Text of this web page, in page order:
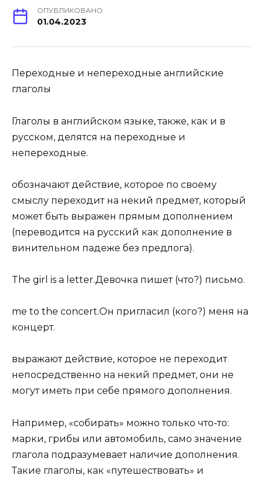
ОПУБЛИКОВАНО
01.04.2023
Переходные и непереходные английские
глаголы
Глаголы в английском языке, также, как и в
русском, делятся на переходные и
непереходные.
обозначают действие, которое по своему
смыслу переходит на некий предмет, который
может быть выражен прямым дополнением
(переводится на русский как дополнение в
винительном падеже без предлога).
The girl is a letter.Девочка пишет (что?) письмо.
me to the concert.Он пригласил (кого?) меня на
концерт.
выражают действие, которое не переходит
непосредственно на некий предмет, они не
могут иметь при себе прямого дополнения.
Например, «собирать» можно только что-то:
марки, грибы или автомобиль, само значение
глагола подразумевает наличие дополнения.
Такие глаголы, как «путешествовать» и